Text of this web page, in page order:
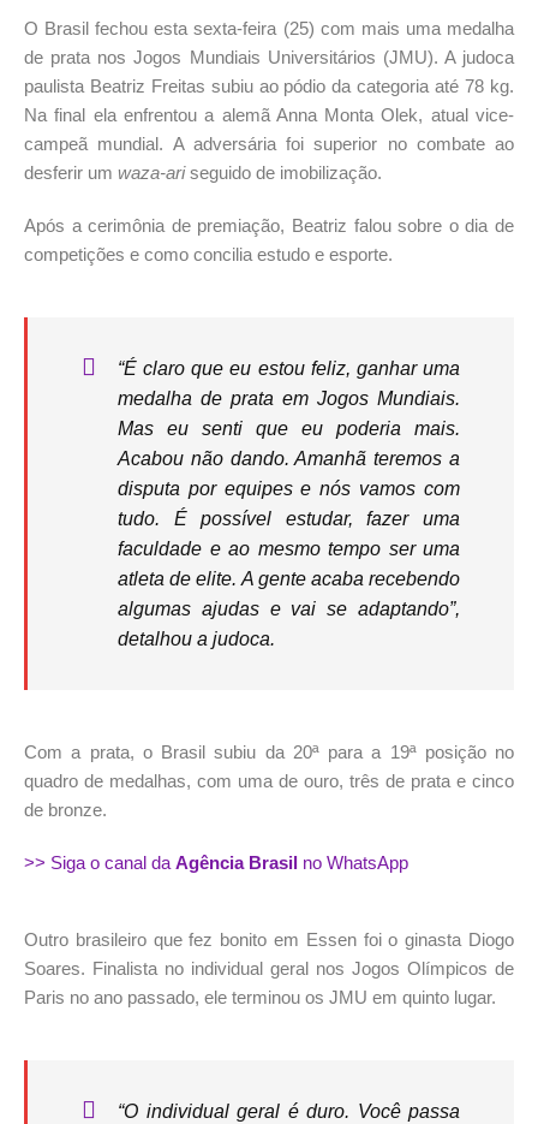
O Brasil fechou esta sexta-feira (25) com mais uma medalha
de prata nos Jogos Mundiais Universitários (JMU). A judoca
paulista Beatriz Freitas subiu ao pódio da categoria até 78 kg.
Na final ela enfrentou a alemã Anna Monta Olek, atual vice-
campeã mundial. A adversária foi superior no combate ao
desferir um waza-ariseguido de imobilização.
Após a cerimônia de premiação, Beatriz falou sobre o dia de
competições e como concilia estudo e esporte.
“É claro que eu estou feliz, ganhar uma
medalha de prata em Jogos Mundiais.
Mas eu senti que eu poderia mais.
Acabou não dando. Amanhã teremos a
disputa por equipes e nós vamos com
tudo. É possível estudar, fazer uma
faculdade e ao mesmo tempo ser uma
atleta de elite. A gente acaba recebendo
algumas ajudas e vai se adaptando”,
detalhou a judoca.
Com a prata, o Brasil subiu da 20ª para a 19ª posição no
quadro de medalhas, com uma de ouro, três de prata e cinco
de bronze.
>> Siga o canal daAgência Brasil no WhatsApp
Outro brasileiro que fez bonito em Essen foi o ginasta Diogo
Soares. Finalista no individual geral nos Jogos Olímpicos de
Paris no ano passado, ele terminou os JMU em quinto lugar.
“O individual geral é duro. Você passa